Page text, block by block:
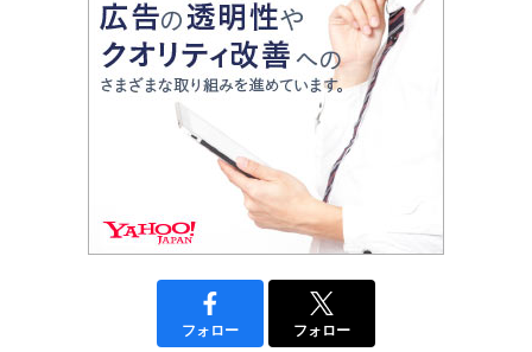
フォロー フォロー